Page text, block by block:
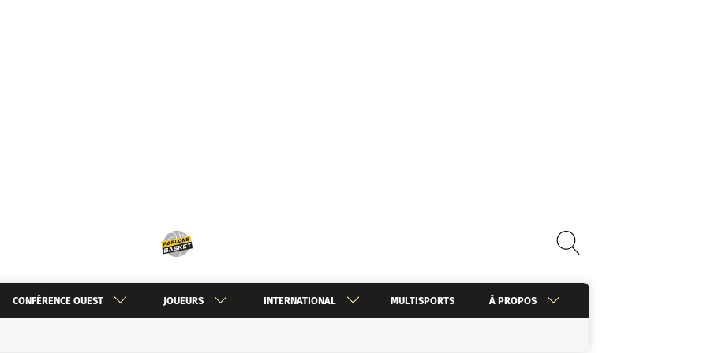
CONFÉRENCE OUEST JOUEURS INTERNATIONAL MULTISPORTS À PROPOS